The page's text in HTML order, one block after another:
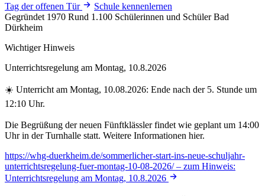
Tag der offenen Tür
Schule kennenlernen
Gegründet 1970 Rund 1.100 Schülerinnen und Schüler Bad
Dürkheim
Wichtiger Hinweis
Unterrichtsregelung am Montag, 10.8.2026
☀️ Unterricht am Montag, 10.08.2026: Ende nach der 5. Stunde um
12:10 Uhr.
Die Begrüßung der neuen Fünftklässler findet wie geplant um 14:00
Uhr in der Turnhalle statt. Weitere Informationen hier.
https://whg-duerkheim.de/sommerlicher-start-ins-neue-schuljahr-
unterrichtsregelung-fuer-montag-10-08-2026/– zum Hinweis:
Unterrichtsregelung am Montag, 10.8.2026